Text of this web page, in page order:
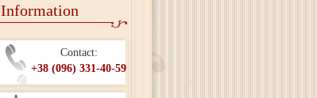
Information
Contact:
+38 (096) 331-40-59